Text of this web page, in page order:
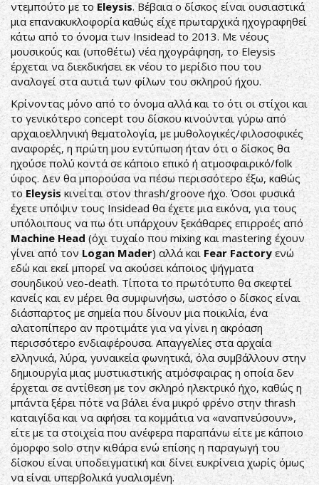
ντεμπούτο με το Eleysis. Βέβαια ο δίσκος είναι ουσιαστικά
μια επανακυκλοφορία καθώς είχε πρωταρχικά ηχογραφηθεί
κάτω από το όνομα των Insidead to 2013. Με νέους
μουσικούς και (υποθέτω) νέα ηχογράφηση, το Eleysis
έρχεται να διεκδικήσει εκ νέου το μερίδιο που του
αναλογεί στα αυτιά των φίλων του σκληρού ήχου.
Κρίνοντας μόνο από το όνομα αλλά και το ότι οι στίχοι και
τo γενικότερο concept του δίσκου κινούνται γύρω από
αρχαιοελληνική θεματολογία, με μυθολογικές/φιλοσοφικές
αναφορές, η πρώτη μου εντύπωση ήταν ότι ο δίσκος θα
ηχούσε πολύ κοντά σε κάποιο επικό ή ατμοσφαιρικό/folk
ύφος. Δεν θα μπορούσα να πέσω περισσότερο έξω, καθώς
τοEleysis κινείται στον thrash/groove ήχο. Όσοι φυσικά
έχετε υπόψιν τους Insidead θα έχετε μια εικόνα, για τους
υπόλοιπους να πω ότι υπάρχουν ξεκάθαρες επιρροές από
Machine Head (όχι τυχαίο που mixing και mastering έχουν
γίνει από τονLogan Mader) αλλά και Fear Factory ενώ
εδώ και εκεί μπορεί να ακούσει κάποιος ψήγματα
σουηδικού νεo-death. Τίποτα το πρωτότυπο θα σκεφτεί
κανείς και εν μέρει θα συμφωνήσω, ωστόσο ο δίσκος είναι
διάσπαρτος με σημεία που δίνουν μια ποικιλία, ένα
αλατοπίπερο αν προτιμάτε για να γίνει η ακρόαση
περισσότερο ενδιαφέρουσα. Απαγγελίες στα αρχαία
ελληνικά, λύρα, γυναικεία φωνητικά, όλα συμβάλλουν στην
δημιουργία μιας μυστικιστικής ατμόσφαιρας η οποία δεν
έρχεται σε αντίθεση με τον σκληρό ηλεκτρικό ήχο, καθώς η
μπάντα ξέρει πότε να βάλει ένα μικρό φρένο στην thrash
καταιγίδα και να αφήσει τα κομμάτια να «αναπνεύσουν»,
είτε με τα στοιχεία που ανέφερα παραπάνω είτε με κάποιο
όμορφο solo στην κιθάρα ενώ επίσης η παραγωγή του
δίσκου είναι υποδειγματική και δίνει ευκρίνεια χωρίς όμως
να είναι υπερβολικά γυαλισμένη.